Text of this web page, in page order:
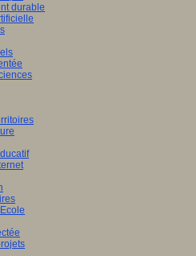
durable